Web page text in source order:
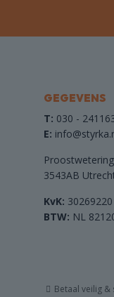
GEGEVENS
T: 030 -
E:
3543AB
KvK: 30269220
BTW: NL
Betaal veilig &